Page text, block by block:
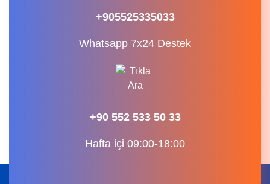
+905525335033
Whatsapp 7x24 Destek
+90 552 533 50 33
Hafta içi 09:00-18:00